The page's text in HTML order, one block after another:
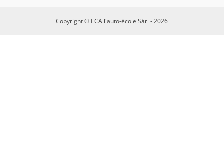
Copyright © ECA l'auto-école Sàrl - 2026